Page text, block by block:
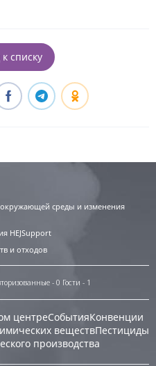
списку
среды и изменения
HEJSupport
и отходов
- 0 Гости - 1
центреСобытияКонвенции
веществПестициды
производства